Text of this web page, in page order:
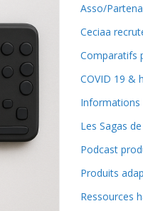
Asso/
Ceciaa
Comparatifs
COVID 19 &
Informations
Les Sagas
Podcast
Produits
Ressources